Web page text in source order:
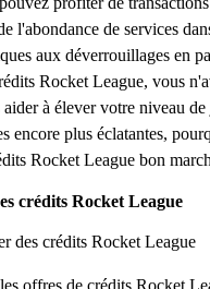
l'abondance de services
aux déverrouillages en
Rocket League, vous
à élever votre niveau de
encore plus éclatantes,
Rocket League bon
crédits Rocket League
des crédits Rocket League
offres de crédits Rocket